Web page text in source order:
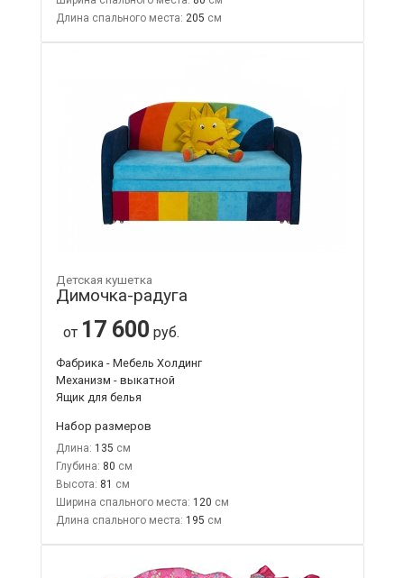
Длина спального места: 205
Детская кушетка
Димочка-радуга
от 17 600 руб.
Фабрика - Мебель Холдинг
Механизм - выкатной
Ящик для белья
Набор размеров
Длина: 135
Глубина: 80
Высота: 81
Ширина спального места: 120
Длина спального места: 195